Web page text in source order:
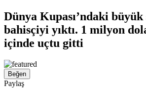
Dünya Kupası’ndaki
bahisçiyi yıktı. 1 milyon
içinde uçtu gitti
Beğen
Paylaş